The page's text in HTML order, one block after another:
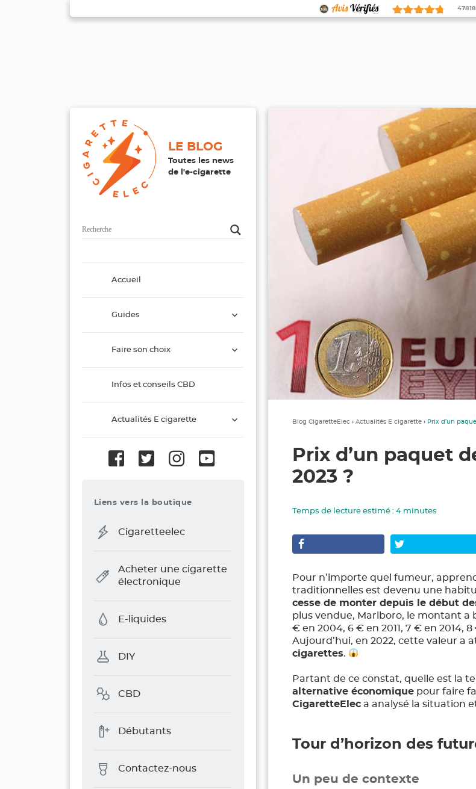
LE BLOG
Toutes les news
de l'e-cigarette
Accueil
Guides
ouvrir
menu
Faire son choix
ouvrir
Infos et conseils CBD
Actualités E cigarette
ouvrir
Liens vers la boutique
Cigaretteelec
Acheter une cigarette
électronique
E-liquides
DIY
CBD
Débutants
Contactez-nous
47818
Blog CigaretteElec › Actualités E cigarette› Prix d’un
Prix d’un paquet
2023 ?
Temps de lecture estimé : 4 minutes
Pour n’importe quel fumeur,
traditionnelles est devenu une
cesse de monter depuis le début
plus vendue, Marlboro, le montant a
€ en 2004, 6 € en 2011, 7 € en 2014,
Aujourd’hui, en 2022, cette valeur a
cigarettes.
Partant de ce constat, quelle est la
alternative économiquepour faire
CigaretteEleca analysé la situation
Tour d’horizon des
Un peu de contexte